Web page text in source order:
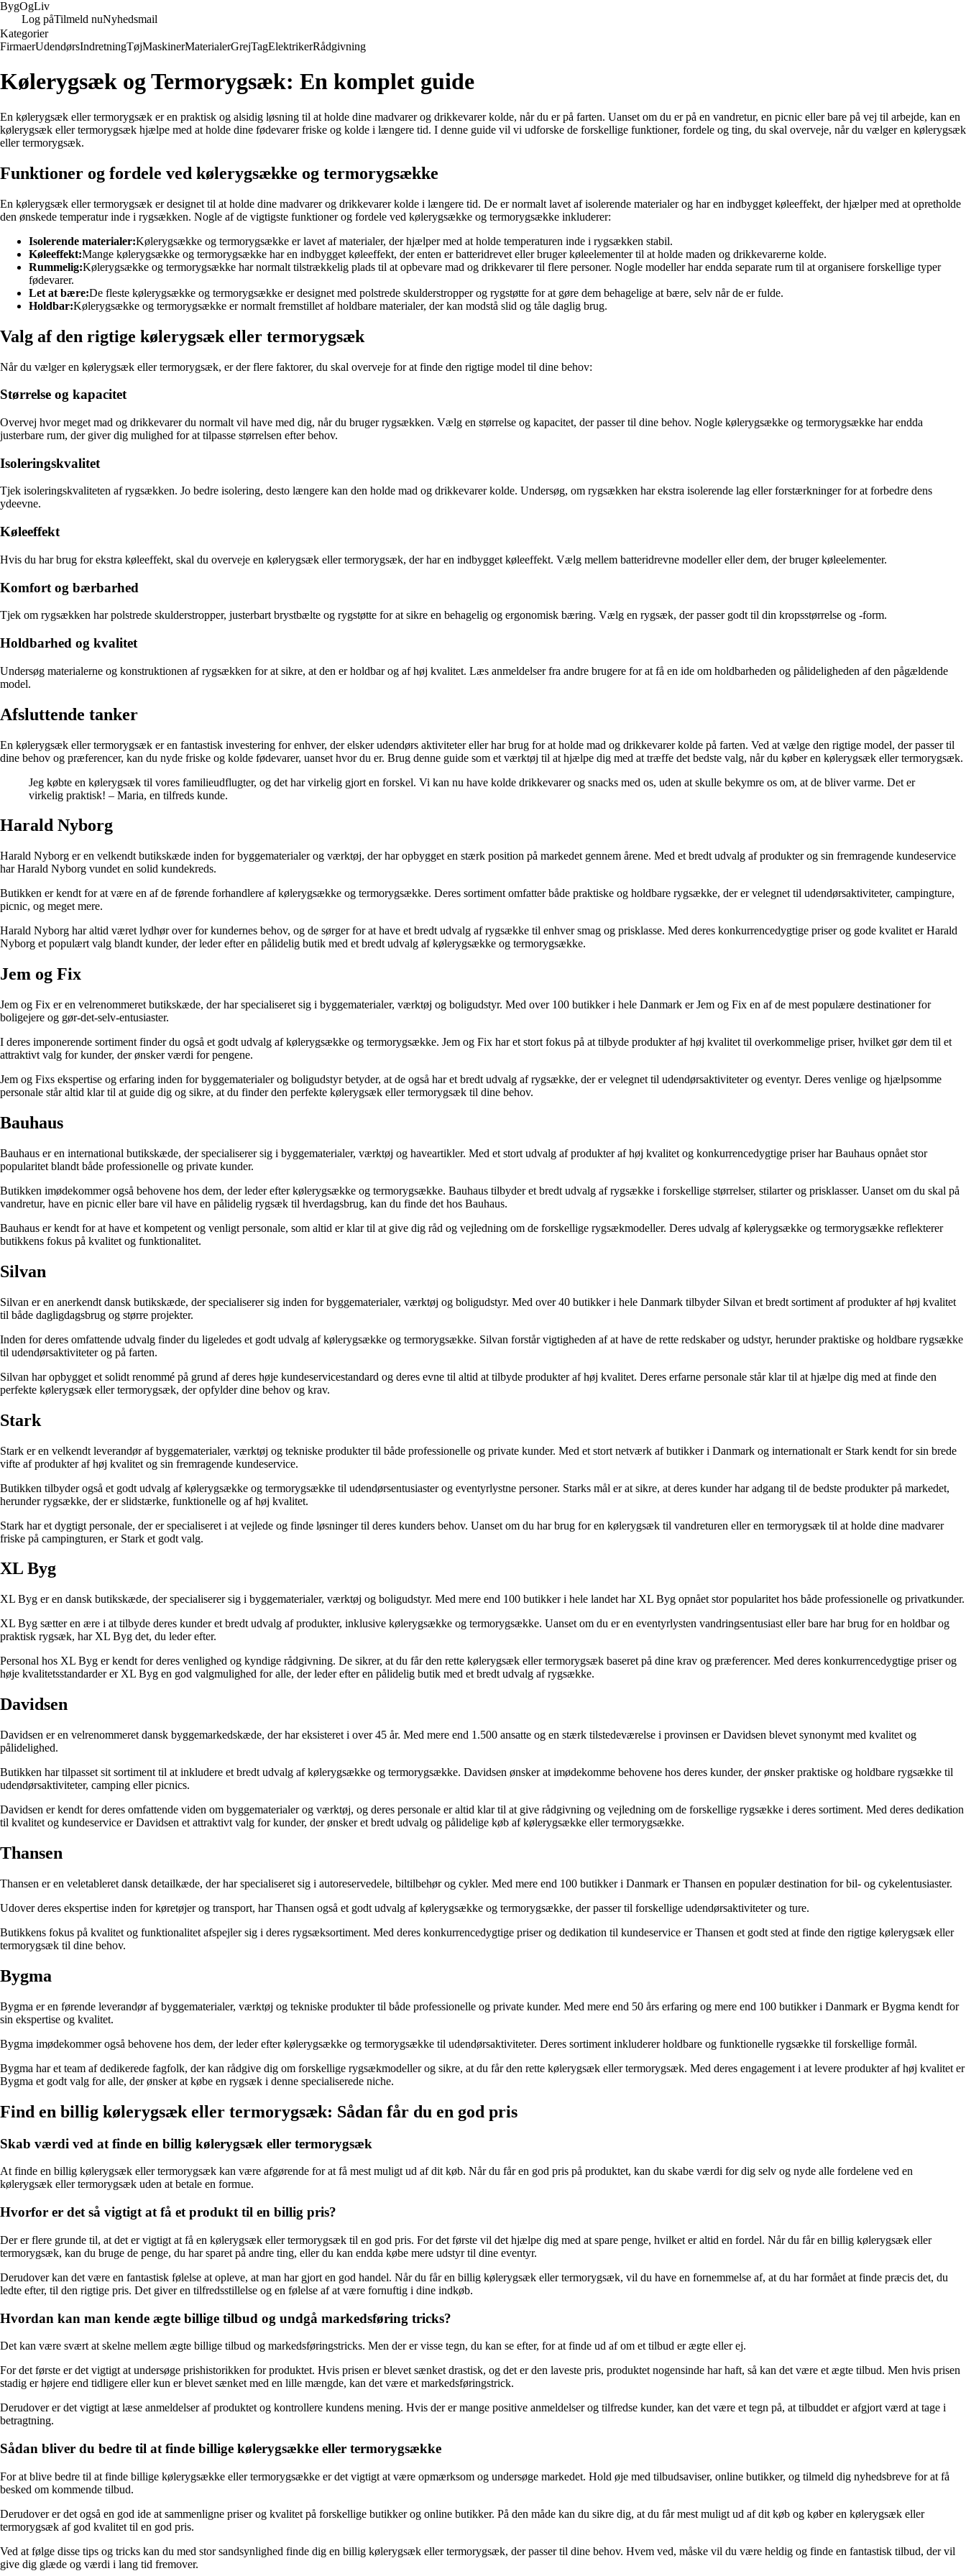
BygOgLiv
Log påTilmeld nuNyhedsmail
Kategorier
FirmaerUdendørsIndretningTøjMaskinerMaterialerGrejTagElektrikerRådgivning
Kølerygsæk og Termorygsæk: En komplet guide
En kølerygsæk eller termorygsæk er en praktisk og alsidig løsning til at holde dine madvarer og drikkevarer kolde, når du er på farten. Uanset om du er på en vandretur, en picnic eller bare på vej til arbejde, kan en
kølerygsæk eller termorygsæk hjælpe med at holde dine fødevarer friske og kolde i længere tid. I denne guide vil vi udforske de forskellige funktioner, fordele og ting, du skal overveje, når du vælger en kølerygsæk
eller termorygsæk.
Funktioner og fordele ved kølerygsække og termorygsække
En kølerygsæk eller termorygsæk er designet til at holde dine madvarer og drikkevarer kolde i længere tid. De er normalt lavet af isolerende materialer og har en indbygget køleeffekt, der hjælper med at opretholde
den ønskede temperatur inde i rygsækken. Nogle af de vigtigste funktioner og fordele ved kølerygsække og termorygsække inkluderer:
Isolerende materialer:Kølerygsække og termorygsække er lavet af materialer, der hjælper med at holde temperaturen inde i rygsækken stabil.
Køleeffekt:Mange kølerygsække og termorygsække har en indbygget køleeffekt, der enten er batteridrevet eller bruger køleelementer til at holde maden og drikkevarerne kolde.
Rummelig:Kølerygsække og termorygsække har normalt tilstrækkelig plads til at opbevare mad og drikkevarer til flere personer. Nogle modeller har endda separate rum til at organisere forskellige typer
fødevarer.
Let at bære:De fleste kølerygsække og termorygsække er designet med polstrede skulderstropper og rygstøtte for at gøre dem behagelige at bære, selv når de er fulde.
Holdbar:Kølerygsække og termorygsække er normalt fremstillet af holdbare materialer, der kan modstå slid og tåle daglig brug.
Valg af den rigtige kølerygsæk eller termorygsæk
Når du vælger en kølerygsæk eller termorygsæk, er der flere faktorer, du skal overveje for at finde den rigtige model til dine behov:
Størrelse og kapacitet
Overvej hvor meget mad og drikkevarer du normalt vil have med dig, når du bruger rygsækken. Vælg en størrelse og kapacitet, der passer til dine behov. Nogle kølerygsække og termorygsække har endda
justerbare rum, der giver dig mulighed for at tilpasse størrelsen efter behov.
Isoleringskvalitet
Tjek isoleringskvaliteten af rygsækken. Jo bedre isolering, desto længere kan den holde mad og drikkevarer kolde. Undersøg, om rygsækken har ekstra isolerende lag eller forstærkninger for at forbedre dens
ydeevne.
Køleeffekt
Hvis du har brug for ekstra køleeffekt, skal du overveje en kølerygsæk eller termorygsæk, der har en indbygget køleeffekt. Vælg mellem batteridrevne modeller eller dem, der bruger køleelementer.
Komfort og bærbarhed
Tjek om rygsækken har polstrede skulderstropper, justerbart brystbælte og rygstøtte for at sikre en behagelig og ergonomisk bæring. Vælg en rygsæk, der passer godt til din kropsstørrelse og -form.
Holdbarhed og kvalitet
Undersøg materialerne og konstruktionen af rygsækken for at sikre, at den er holdbar og af høj kvalitet. Læs anmeldelser fra andre brugere for at få en ide om holdbarheden og pålideligheden af den pågældende
model.
Afsluttende tanker
En kølerygsæk eller termorygsæk er en fantastisk investering for enhver, der elsker udendørs aktiviteter eller har brug for at holde mad og drikkevarer kolde på farten. Ved at vælge den rigtige model, der passer til
dine behov og præferencer, kan du nyde friske og kolde fødevarer, uanset hvor du er. Brug denne guide som et værktøj til at hjælpe dig med at træffe det bedste valg, når du køber en kølerygsæk eller termorygsæk.
Jeg købte en kølerygsæk til vores familieudflugter, og det har virkelig gjort en forskel. Vi kan nu have kolde drikkevarer og snacks med os, uden at skulle bekymre os om, at de bliver varme. Det er
virkelig praktisk! – Maria, en tilfreds kunde.
Harald Nyborg
Harald Nyborg er en velkendt butikskæde inden for byggematerialer og værktøj, der har opbygget en stærk position på markedet gennem årene. Med et bredt udvalg af produkter og sin fremragende kundeservice
har Harald Nyborg vundet en solid kundekreds.
Butikken er kendt for at være en af de førende forhandlere af kølerygsække og termorygsække. Deres sortiment omfatter både praktiske og holdbare rygsække, der er velegnet til udendørsaktiviteter, campingture,
picnic, og meget mere.
Harald Nyborg har altid været lydhør over for kundernes behov, og de sørger for at have et bredt udvalg af rygsække til enhver smag og prisklasse. Med deres konkurrencedygtige priser og gode kvalitet er Harald
Nyborg et populært valg blandt kunder, der leder efter en pålidelig butik med et bredt udvalg af kølerygsække og termorygsække.
Jem og Fix
Jem og Fix er en velrenommeret butikskæde, der har specialiseret sig i byggematerialer, værktøj og boligudstyr. Med over 100 butikker i hele Danmark er Jem og Fix en af de mest populære destinationer for
boligejere og gør-det-selv-entusiaster.
I deres imponerende sortiment finder du også et godt udvalg af kølerygsække og termorygsække. Jem og Fix har et stort fokus på at tilbyde produkter af høj kvalitet til overkommelige priser, hvilket gør dem til et
attraktivt valg for kunder, der ønsker værdi for pengene.
Jem og Fixs ekspertise og erfaring inden for byggematerialer og boligudstyr betyder, at de også har et bredt udvalg af rygsække, der er velegnet til udendørsaktiviteter og eventyr. Deres venlige og hjælpsomme
personale står altid klar til at guide dig og sikre, at du finder den perfekte kølerygsæk eller termorygsæk til dine behov.
Bauhaus
Bauhaus er en international butikskæde, der specialiserer sig i byggematerialer, værktøj og haveartikler. Med et stort udvalg af produkter af høj kvalitet og konkurrencedygtige priser har Bauhaus opnået stor
popularitet blandt både professionelle og private kunder.
Butikken imødekommer også behovene hos dem, der leder efter kølerygsække og termorygsække. Bauhaus tilbyder et bredt udvalg af rygsække i forskellige størrelser, stilarter og prisklasser. Uanset om du skal på
vandretur, have en picnic eller bare vil have en pålidelig rygsæk til hverdagsbrug, kan du finde det hos Bauhaus.
Bauhaus er kendt for at have et kompetent og venligt personale, som altid er klar til at give dig råd og vejledning om de forskellige rygsækmodeller. Deres udvalg af kølerygsække og termorygsække reflekterer
butikkens fokus på kvalitet og funktionalitet.
Silvan
Silvan er en anerkendt dansk butikskæde, der specialiserer sig inden for byggematerialer, værktøj og boligudstyr. Med over 40 butikker i hele Danmark tilbyder Silvan et bredt sortiment af produkter af høj kvalitet
til både dagligdagsbrug og større projekter.
Inden for deres omfattende udvalg finder du ligeledes et godt udvalg af kølerygsække og termorygsække. Silvan forstår vigtigheden af at have de rette redskaber og udstyr, herunder praktiske og holdbare rygsække
til udendørsaktiviteter og på farten.
Silvan har opbygget et solidt renommé på grund af deres høje kundeservicestandard og deres evne til altid at tilbyde produkter af høj kvalitet. Deres erfarne personale står klar til at hjælpe dig med at finde den
perfekte kølerygsæk eller termorygsæk, der opfylder dine behov og krav.
Stark
Stark er en velkendt leverandør af byggematerialer, værktøj og tekniske produkter til både professionelle og private kunder. Med et stort netværk af butikker i Danmark og internationalt er Stark kendt for sin brede
vifte af produkter af høj kvalitet og sin fremragende kundeservice.
Butikken tilbyder også et godt udvalg af kølerygsække og termorygsække til udendørsentusiaster og eventyrlystne personer. Starks mål er at sikre, at deres kunder har adgang til de bedste produkter på markedet,
herunder rygsække, der er slidstærke, funktionelle og af høj kvalitet.
Stark har et dygtigt personale, der er specialiseret i at vejlede og finde løsninger til deres kunders behov. Uanset om du har brug for en kølerygsæk til vandreturen eller en termorygsæk til at holde dine madvarer
friske på campingturen, er Stark et godt valg.
XL Byg
XL Byg er en dansk butikskæde, der specialiserer sig i byggematerialer, værktøj og boligudstyr. Med mere end 100 butikker i hele landet har XL Byg opnået stor popularitet hos både professionelle og privatkunder.
XL Byg sætter en ære i at tilbyde deres kunder et bredt udvalg af produkter, inklusive kølerygsække og termorygsække. Uanset om du er en eventyrlysten vandringsentusiast eller bare har brug for en holdbar og
praktisk rygsæk, har XL Byg det, du leder efter.
Personal hos XL Byg er kendt for deres venlighed og kyndige rådgivning. De sikrer, at du får den rette kølerygsæk eller termorygsæk baseret på dine krav og præferencer. Med deres konkurrencedygtige priser og
høje kvalitetsstandarder er XL Byg en god valgmulighed for alle, der leder efter en pålidelig butik med et bredt udvalg af rygsække.
Davidsen
Davidsen er en velrenommeret dansk byggemarkedskæde, der har eksisteret i over 45 år. Med mere end 1.500 ansatte og en stærk tilstedeværelse i provinsen er Davidsen blevet synonymt med kvalitet og
pålidelighed.
Butikken har tilpasset sit sortiment til at inkludere et bredt udvalg af kølerygsække og termorygsække. Davidsen ønsker at imødekomme behovene hos deres kunder, der ønsker praktiske og holdbare rygsække til
udendørsaktiviteter, camping eller picnics.
Davidsen er kendt for deres omfattende viden om byggematerialer og værktøj, og deres personale er altid klar til at give rådgivning og vejledning om de forskellige rygsække i deres sortiment. Med deres dedikation
til kvalitet og kundeservice er Davidsen et attraktivt valg for kunder, der ønsker et bredt udvalg og pålidelige køb af kølerygsække eller termorygsække.
Thansen
Thansen er en veletableret dansk detailkæde, der har specialiseret sig i autoreservedele, biltilbehør og cykler. Med mere end 100 butikker i Danmark er Thansen en populær destination for bil- og cykelentusiaster.
Udover deres ekspertise inden for køretøjer og transport, har Thansen også et godt udvalg af kølerygsække og termorygsække, der passer til forskellige udendørsaktiviteter og ture.
Butikkens fokus på kvalitet og funktionalitet afspejler sig i deres rygsæksortiment. Med deres konkurrencedygtige priser og dedikation til kundeservice er Thansen et godt sted at finde den rigtige kølerygsæk eller
termorygsæk til dine behov.
Bygma
Bygma er en førende leverandør af byggematerialer, værktøj og tekniske produkter til både professionelle og private kunder. Med mere end 50 års erfaring og mere end 100 butikker i Danmark er Bygma kendt for
sin ekspertise og kvalitet.
Bygma imødekommer også behovene hos dem, der leder efter kølerygsække og termorygsække til udendørsaktiviteter. Deres sortiment inkluderer holdbare og funktionelle rygsække til forskellige formål.
Bygma har et team af dedikerede fagfolk, der kan rådgive dig om forskellige rygsækmodeller og sikre, at du får den rette kølerygsæk eller termorygsæk. Med deres engagement i at levere produkter af høj kvalitet er
Bygma et godt valg for alle, der ønsker at købe en rygsæk i denne specialiserede niche.
Find en billig kølerygsæk eller termorygsæk: Sådan får du en god pris
Skab værdi ved at finde en billig kølerygsæk eller termorygsæk
At finde en billig kølerygsæk eller termorygsæk kan være afgørende for at få mest muligt ud af dit køb. Når du får en god pris på produktet, kan du skabe værdi for dig selv og nyde alle fordelene ved en
kølerygsæk eller termorygsæk uden at betale en formue.
Hvorfor er det så vigtigt at få et produkt til en billig pris?
Der er flere grunde til, at det er vigtigt at få en kølerygsæk eller termorygsæk til en god pris. For det første vil det hjælpe dig med at spare penge, hvilket er altid en fordel. Når du får en billig kølerygsæk eller
termorygsæk, kan du bruge de penge, du har sparet på andre ting, eller du kan endda købe mere udstyr til dine eventyr.
Derudover kan det være en fantastisk følelse at opleve, at man har gjort en god handel. Når du får en billig kølerygsæk eller termorygsæk, vil du have en fornemmelse af, at du har formået at finde præcis det, du
ledte efter, til den rigtige pris. Det giver en tilfredsstillelse og en følelse af at være fornuftig i dine indkøb.
Hvordan kan man kende ægte billige tilbud og undgå markedsføring tricks?
Det kan være svært at skelne mellem ægte billige tilbud og markedsføringstricks. Men der er visse tegn, du kan se efter, for at finde ud af om et tilbud er ægte eller ej.
For det første er det vigtigt at undersøge prishistorikken for produktet. Hvis prisen er blevet sænket drastisk, og det er den laveste pris, produktet nogensinde har haft, så kan det være et ægte tilbud. Men hvis prisen
stadig er højere end tidligere eller kun er blevet sænket med en lille mængde, kan det være et markedsføringstrick.
Derudover er det vigtigt at læse anmeldelser af produktet og kontrollere kundens mening. Hvis der er mange positive anmeldelser og tilfredse kunder, kan det være et tegn på, at tilbuddet er afgjort værd at tage i
betragtning.
Sådan bliver du bedre til at finde billige kølerygsække eller termorygsække
For at blive bedre til at finde billige kølerygsække eller termorygsække er det vigtigt at være opmærksom og undersøge markedet. Hold øje med tilbudsaviser, online butikker, og tilmeld dig nyhedsbreve for at få
besked om kommende tilbud.
Derudover er det også en god ide at sammenligne priser og kvalitet på forskellige butikker og online butikker. På den måde kan du sikre dig, at du får mest muligt ud af dit køb og køber en kølerygsæk eller
termorygsæk af god kvalitet til en god pris.
Ved at følge disse tips og tricks kan du med stor sandsynlighed finde dig en billig kølerygsæk eller termorygsæk, der passer til dine behov. Hvem ved, måske vil du være heldig og finde en fantastisk tilbud, der vil
give dig glæde og værdi i lang tid fremover.